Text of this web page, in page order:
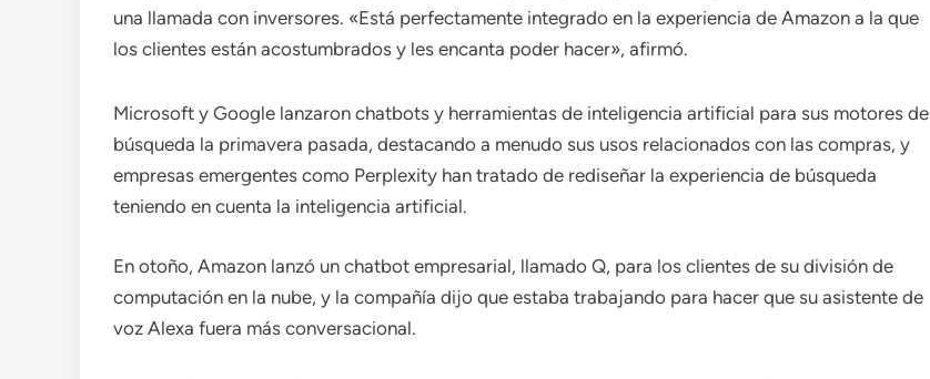
una llamada con inversores. «Está perfectamente integrado en la experiencia de Amazon a la que
los clientes están acostumbrados y les encanta poder hacer», afirmó.
Microsoft y Google lanzaron chatbots y herramientas de inteligencia artificial para sus motores de
búsqueda la primavera pasada, destacando a menudo sus usos relacionados con las compras, y
empresas emergentes como Perplexity han tratado de rediseñar la experiencia de búsqueda
teniendo en cuenta la inteligencia artificial.
En otoño, Amazon lanzó un chatbot empresarial, llamado Q, para los clientes de su división de
computación en la nube, y la compañía dijo que estaba trabajando para hacer que su asistente de
voz Alexa fuera más conversacional.